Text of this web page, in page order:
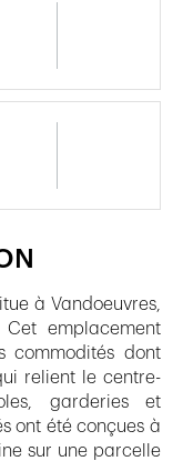
à Vandoeuvres,
emplacement
commodités dont
relient le centre-
garderies et
ont été conçues à
sur une parcelle